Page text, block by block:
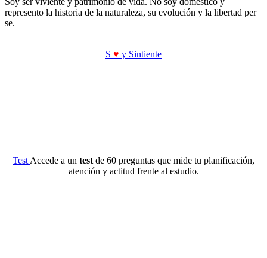
represento la historia de la naturaleza, su evolución y la libertad per
se.
S ♥ y Sintiente
Test Accede a un test de 60 preguntas que mide tu planificación,
atención y actitud frente al estudio.